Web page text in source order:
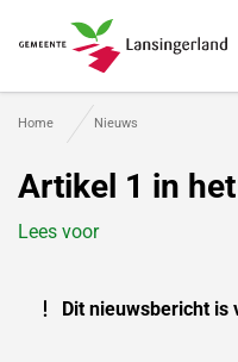
Home Nieuws
Artikel 1 in
Lees voor
Dit nieuwsbericht is